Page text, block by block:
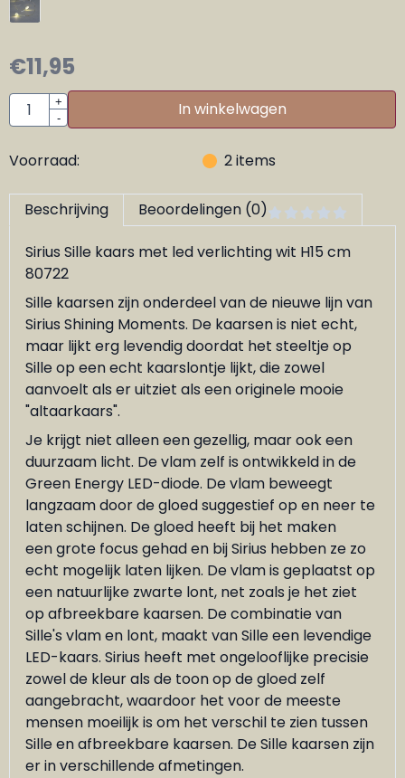
€11,95
Aantal
+
-
In winkelwagen
Voorraad: 2items
Beschrijving Beoordelingen (0)
Sirius Sille kaars met led verlichting wit H15 cm
80722
Sille kaarsen zijn onderdeel van de nieuwe lijn van
Sirius Shining Moments. De kaarsen is niet echt,
maar lijkt erg levendig doordat het steeltje op
Sille op een echt kaarslontje lijkt, die zowel
aanvoelt als er uitziet als een originele mooie
"altaarkaars".
Je krijgt niet alleen een gezellig, maar ook een
duurzaam licht. De vlam zelf is ontwikkeld in de
Green Energy LED-diode. De vlam beweegt
langzaam door de gloed suggestief op en neer te
laten schijnen. De gloed heeft bij het maken
een grote focus gehad en bij Sirius hebben ze zo
echt mogelijk laten lijken. De vlam is geplaatst op
een natuurlijke zwarte lont, net zoals je het ziet
op afbreekbare kaarsen. De combinatie van
Sille's vlam en lont, maakt van Sille een levendige
LED-kaars. Sirius heeft met ongelooflijke precisie
zowel de kleur als de toon op de gloed zelf
aangebracht, waardoor het voor de meeste
mensen moeilijk is om het verschil te zien tussen
Sille en afbreekbare kaarsen. De Sille kaarsen zijn
er in verschillende afmetingen.